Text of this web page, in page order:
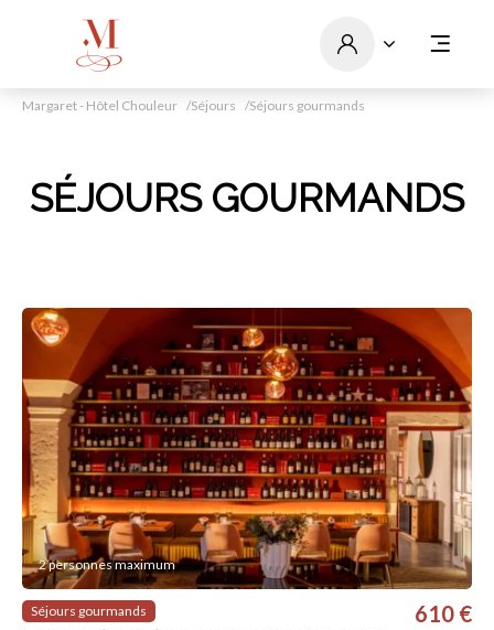
Margaret - Hôtel Chouleur Séjours Séjours gourmands
SÉJOURS GOURMANDS
2 personnes maximum
Séjours gourmands 610 €